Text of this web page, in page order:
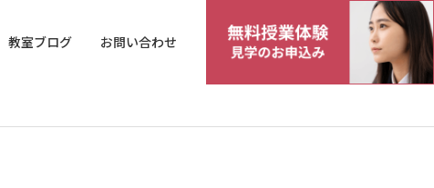
教室ブログ お問い合わせ